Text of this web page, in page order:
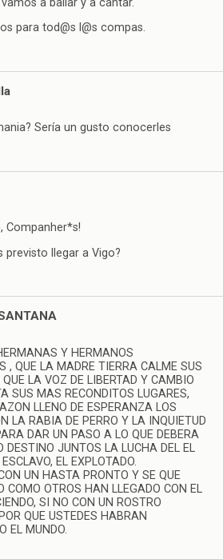
para tod@s l@s compas.
Sería un gusto conocerles
Companher*s!
previsto llegar a Vigo?
Y HERMANOS
, QUE LA MADRE TIERRA CALME SUS
LA VOZ DE LIBERTAD Y CAMBIO
SUS MAS RECONDITOS LUGARES,
LLENO DE ESPERANZA LOS
LA RABIA DE PERRO Y LA INQUIETUD
DAR UN PASO A LO QUE DEBERA
DESTINO JUNTOS LA LUCHA DEL EL
EL EXPLOTADO.
UN HASTA PRONTO Y SE QUE
COMO OTROS HAN LLEGADO CON EL
SI NO CON UN ROSTRO
QUE USTEDES HABRAN
EL MUNDO.